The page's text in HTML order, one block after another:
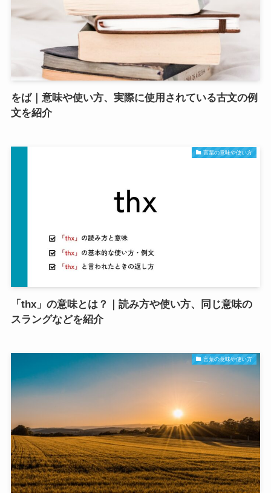
をば｜意味や使い方、実際に使用されている古文の例
文を紹介
言葉の意味や使い方
「thx」の意味とは？｜読み方や使い方、同じ意味の
スラングなどを紹介
言葉の意味や使い方